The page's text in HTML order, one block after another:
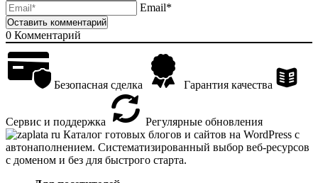
Email*
0 Комментарий
Безопасная сделка Гарантия качества
Сервис и поддержка
Регулярные обновления
Каталог готовых блогов и сайтов на WordPress с
автонаполнением. Систематизированный выбор веб-ресурсов
с доменом и без для быстрого старта.